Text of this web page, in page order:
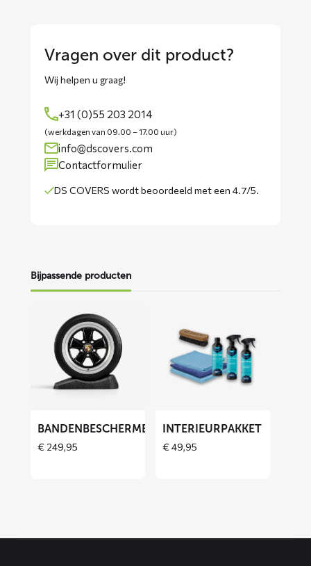
Vragen over dit product?
Wij helpen u graag!
+31 (0)55 203 2014
(werkdagen van 09.00 – 17.00 uur)
info@dscovers.com
Contactformulier
DS COVERS wordtbeoordeeld met een 4.7/5.
Bijpassende producten
Bandenbeschermers
BANDENBESCHERMERS
€ 249,95
Interieurpakket
INTERIEURPAKKET
€49,95